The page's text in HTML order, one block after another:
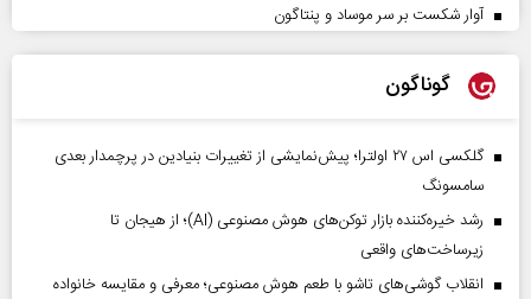
آوار شکست بر سر موساد و پنتاگون
گوناگون
گلکسی اس ۲۷ اولترا؛ پیش‌نمایشی از تغییرات بنیادین در پرچمدار بعدی
سامسونگ
رشد خیره‌کننده بازار توکن‌های هوش مصنوعی (AI)؛ از هیجان تا
زیرساخت‌های واقعی
انقلاب گوشی‌های تاشو‌ با طعم هوش مصنوعی؛ معرفی و مقایسه خانواده